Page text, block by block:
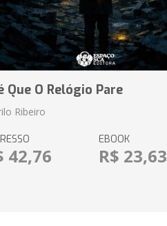
Que O Relógio Pare
Ribeiro
42,76
EBOOK
R$ 23,63